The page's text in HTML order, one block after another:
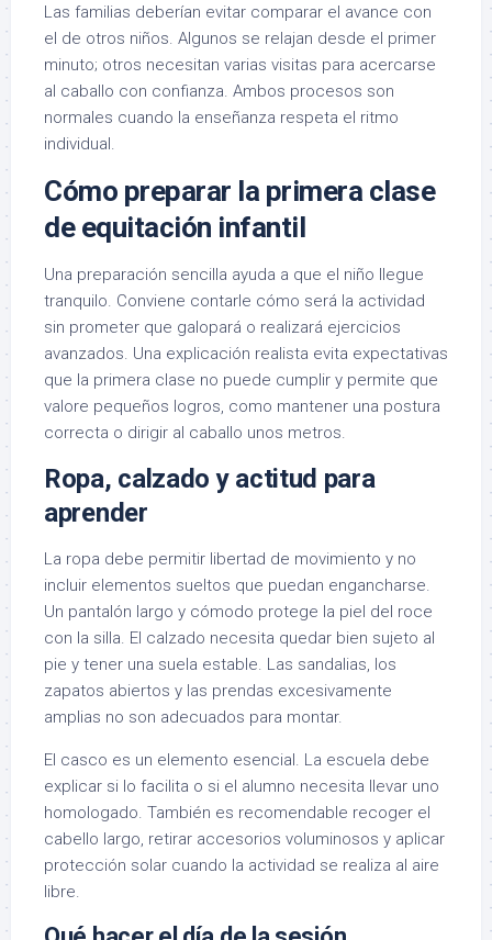
Las familias deberían evitar comparar el avance con
el de otros niños. Algunos se relajan desde el primer
minuto; otros necesitan varias visitas para acercarse
al caballo con confianza. Ambos procesos son
normales cuando la enseñanza respeta el ritmo
individual.
Cómo preparar la primera clase
de equitación infantil
Una preparación sencilla ayuda a que el niño llegue
tranquilo. Conviene contarle cómo será la actividad
sin prometer que galopará o realizará ejercicios
avanzados. Una explicación realista evita expectativas
que la primera clase no puede cumplir y permite que
valore pequeños logros, como mantener una postura
correcta o dirigir al caballo unos metros.
Ropa, calzado y actitud para
aprender
La ropa debe permitir libertad de movimiento y no
incluir elementos sueltos que puedan engancharse.
Un pantalón largo y cómodo protege la piel del roce
con la silla. El calzado necesita quedar bien sujeto al
pie y tener una suela estable. Las sandalias, los
zapatos abiertos y las prendas excesivamente
amplias no son adecuados para montar.
El casco es un elemento esencial. La escuela debe
explicar si lo facilita o si el alumno necesita llevar uno
homologado. También es recomendable recoger el
cabello largo, retirar accesorios voluminosos y aplicar
protección solar cuando la actividad se realiza al aire
libre.